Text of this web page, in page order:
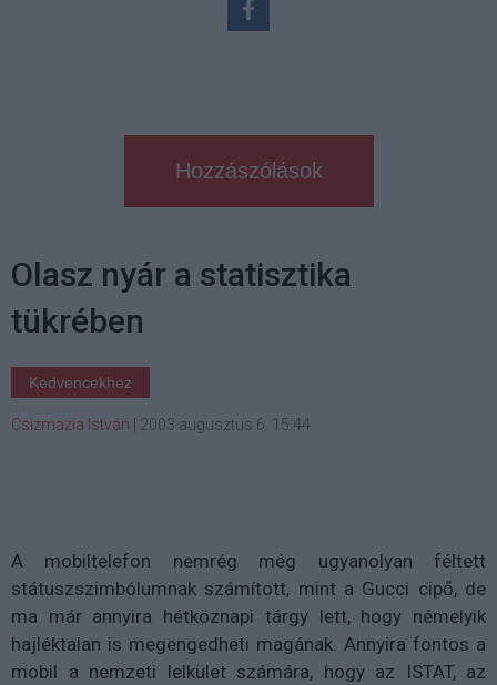
Hozzászólások
Olasz nyár a statisztika
tükrében
Kedvencekhez
Csizmazia István 2003 augusztus 6. 15:44
A mobiltelefon nemrég még ugyanolyan féltett
státuszszimbólumnak számított, mint a Gucci cipő, de
ma már annyira hétköznapi tárgy lett, hogy némelyik
hajléktalan is megengedheti magának. Annyira fontos a
mobil a nemzeti lelkület számára, hogy az ISTAT, az